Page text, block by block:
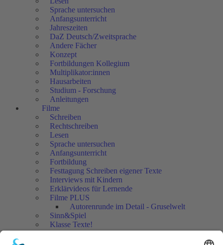
Sprache untersuchen
Anfangsunterricht
Jahreszeiten
DaZ Deutsch/Zweitsprache
Andere Fächer
Konzept
Fortbildungen Kollegium
Multiplikator:innen
Hausarbeiten
Studium - Forschung
Anleitungen
Filme
Schreiben
Rechtschreiben
Lesen
Sprache untersuchen
Anfangsunterricht
Fortbildung
Festtagung Schreiben eigener Texte
Interviews mit Kindern
Erklärvideos für Lernende
Filme PLUS
Autorenrunde im Detail - Gruselwelt
Sinn&Spiel
Klasse Texte!
Filmausschnitte Grundschule